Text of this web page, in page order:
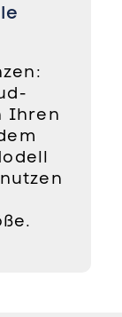
Ihren